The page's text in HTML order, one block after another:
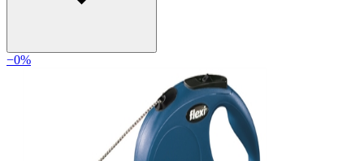
−0%